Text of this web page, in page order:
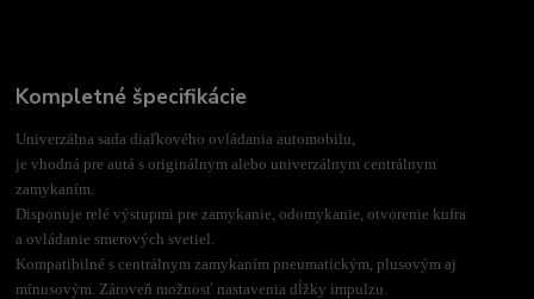
Kompletné špecifikácie
Univerzálna sada diaľkového ovládania automobilu,
je vhodná pre autá s originálnym alebo univerzálnym centrálnym
zamykaním.
Disponuje relé výstupmi pre zamykanie, odomykanie, otvorenie kufra
a ovládanie smerových svetiel.
Kompatibilné s centrálnym zamykaním pneumatickým, plusovým aj
mínusovým. Zároveň možnosť nastavenia dĺžky impulzu.